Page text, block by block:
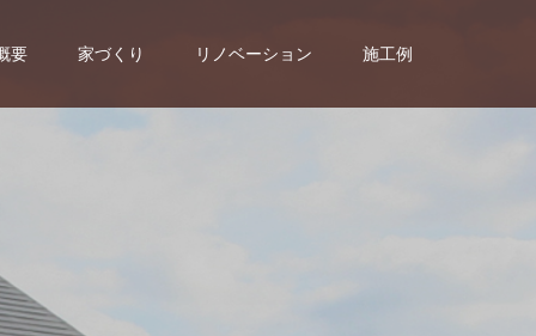
要 家づくり リノベーション 施工例